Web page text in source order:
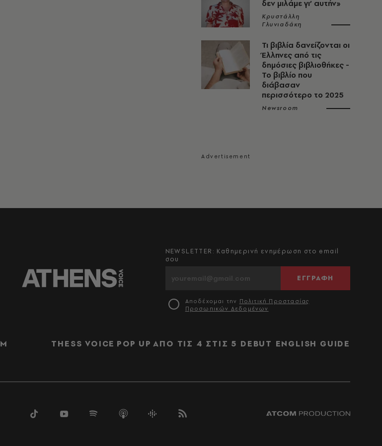
δεν μιλάμε γι’ αυτήν»
Κρυστάλλη
Γλυνιαδάκη
Τι βιβλία δανείζονται οι
Έλληνες από τις
δημόσιες βιβλιοθήκες -
Το βιβλίο που
διάβασαν
περισσότερο το 2025
Newsroom
NEWSLETTER: Καθημερινή ενημέρωση στο email
σου
ΕΓΓΡΑΦΗ
Αποδέχομαι την Πολιτική Προστασίας
Προσωπικών Δεδομένων
THESS VOICE POP UP ΑΠΟ ΤΙΣ 4 ΣΤΙΣ 5 DEBUT ENGLISH GUIDE